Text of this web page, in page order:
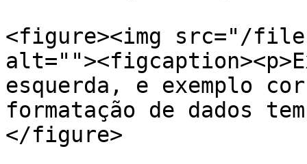
<figure><img src="/files/
esquerda, e exemplo
formatação de dados
</figure>